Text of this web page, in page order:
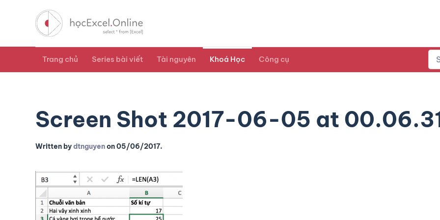
Trang chủ Series bài viết Tài nguyên Khoá Học Công cụ
Screen Shot 2017-06-05 at
Written bydtnguyenon05/06/2017.